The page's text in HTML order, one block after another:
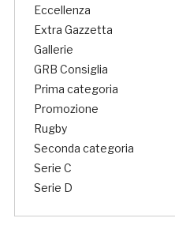
Eccellenza
Extra Gazzetta
Gallerie
GRB Consiglia
Prima categoria
Promozione
Rugby
Seconda categoria
Serie C
Serie D